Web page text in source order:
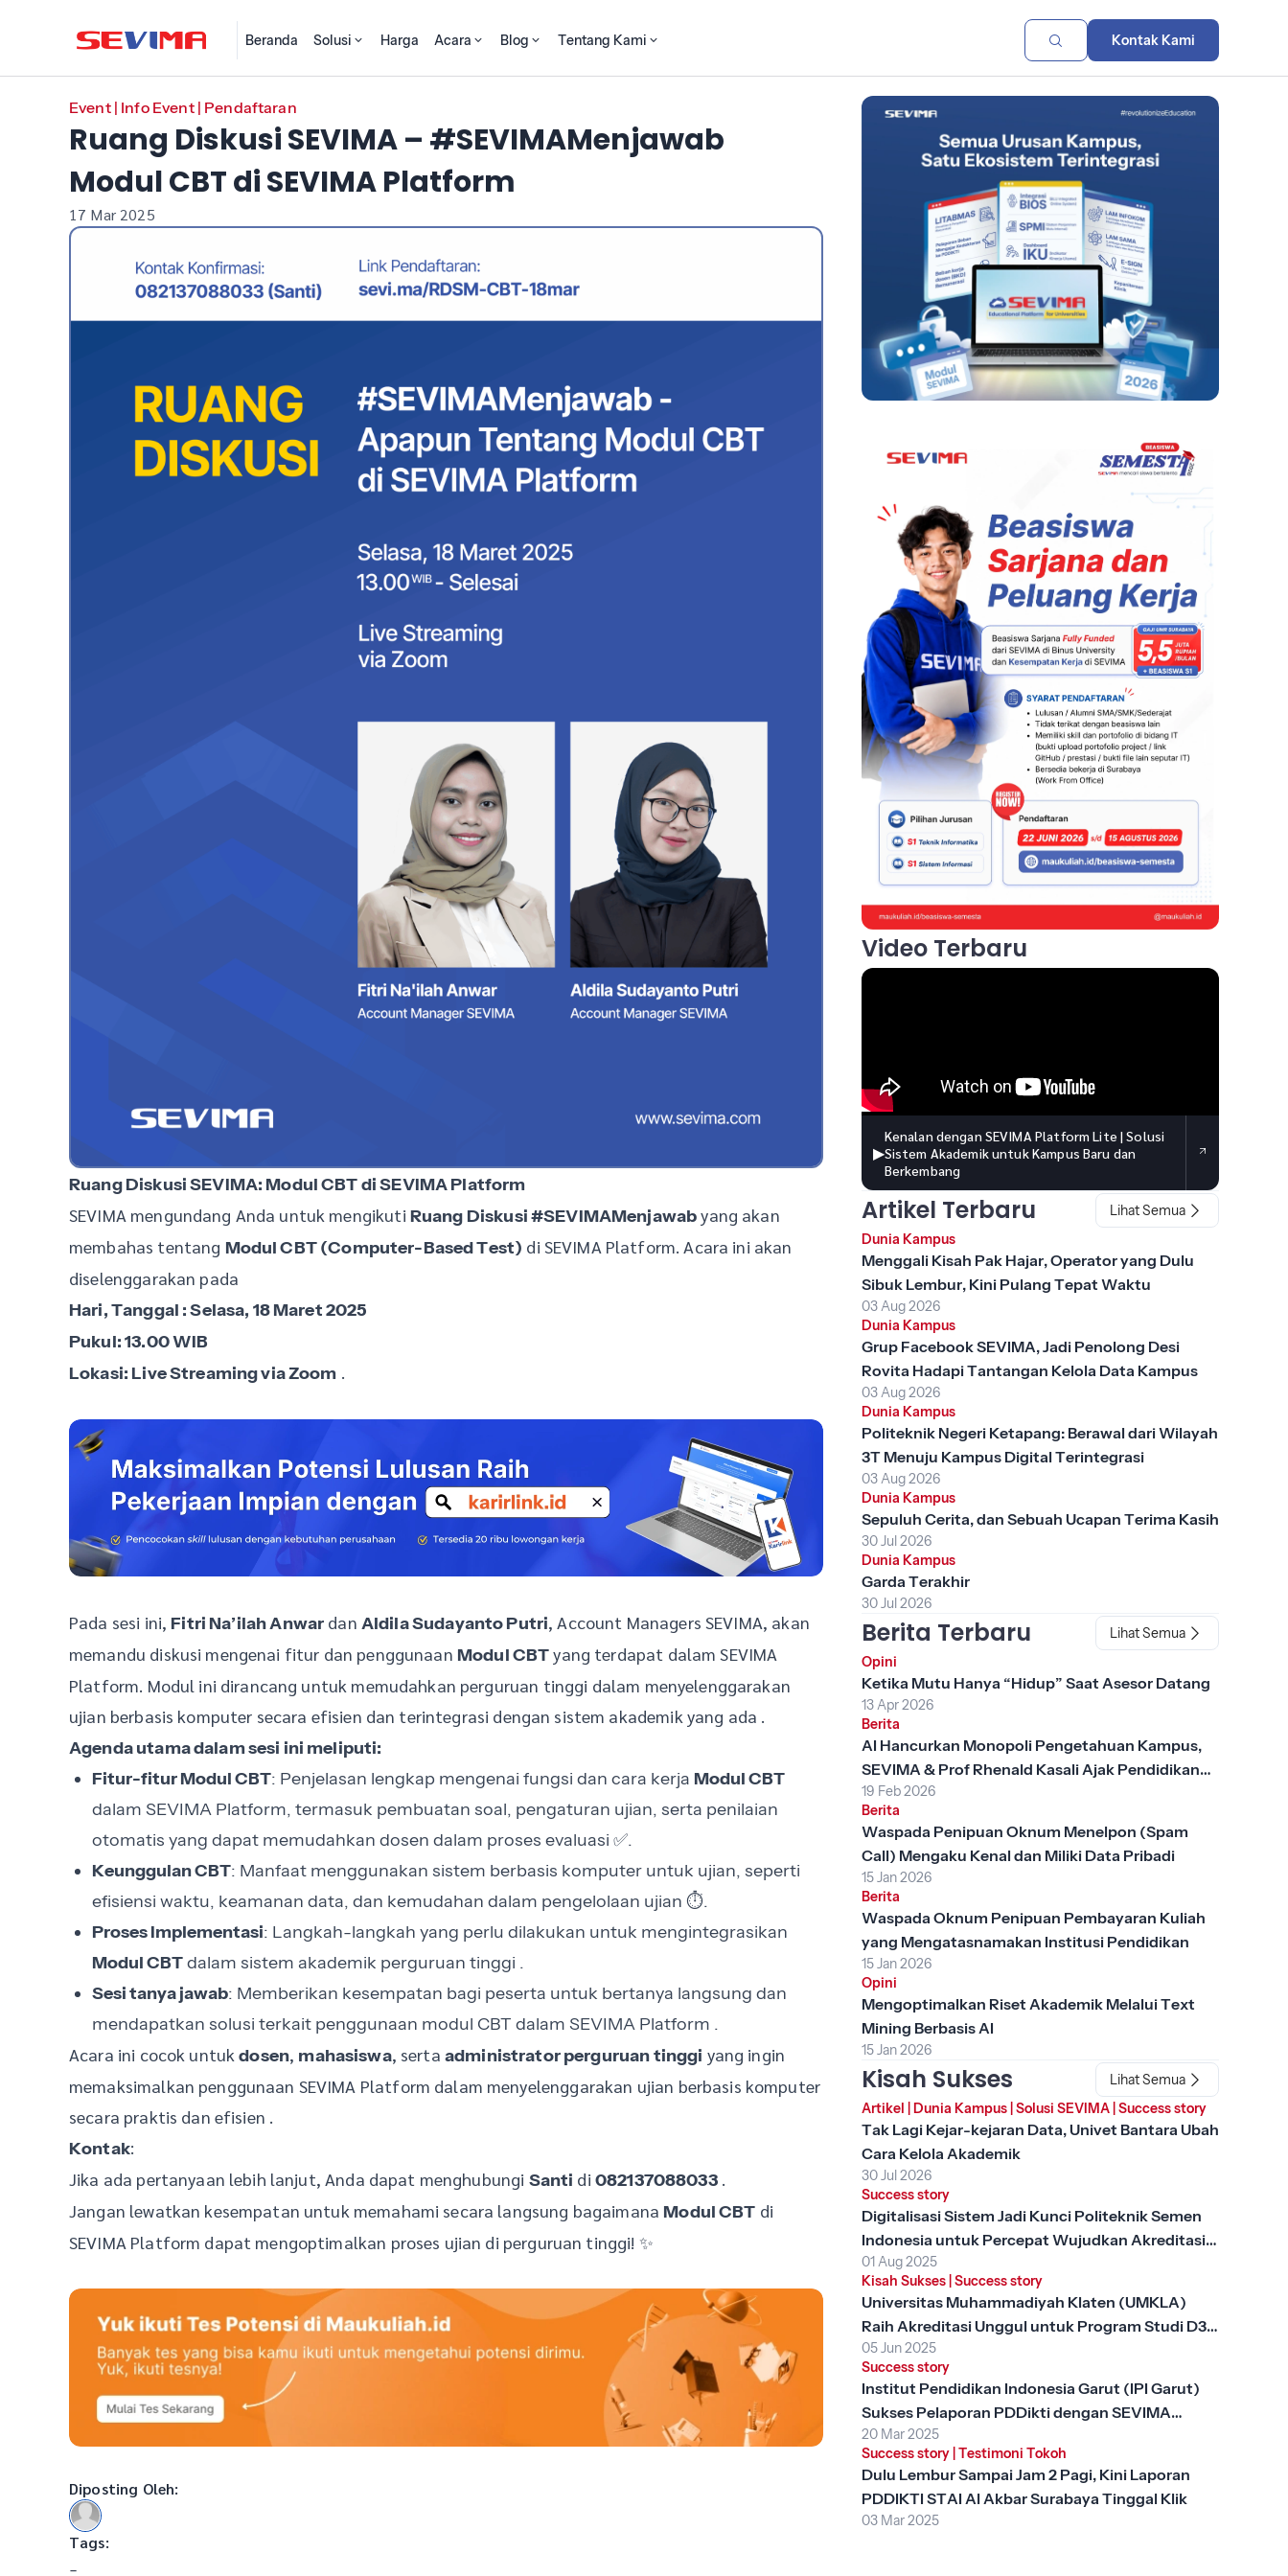
Beranda Solusi Harga Acara Blog Tentang Kami Kontak Kami
Event| Info Event| Pendaftaran
Ruang Diskusi SEVIMA – #SEVIMAMenjawab
Modul CBT di SEVIMA Platform
17 Mar 2025
Ruang Diskusi SEVIMA: Modul CBT di SEVIMA Platform
SEVIMA mengundang Anda untuk mengikuti Ruang Diskusi #SEVIMAMenjawabyang akan
membahas tentang Modul CBT (Computer-Based Test) di SEVIMA Platform. Acara ini akan
diselenggarakan pada
Hari, Tanggal : Selasa, 18 Maret 2025
Pukul: 13.00 WIB
Lokasi: Live Streaming via Zoom
Pada sesi ini, Fitri Na’ilah Anwar dan Aldila Sudayanto Putri, Account Managers SEVIMA, akan
memandu diskusi mengenai fitur dan penggunaan Modul CBTyang terdapat dalam SEVIMA
Platform. Modul ini dirancang untuk memudahkan perguruan tinggi dalam menyelenggarakan
ujian berbasis komputer secara efisien dan terintegrasi dengan sistem akademik yang ada .
Agenda utama dalam sesi ini meliputi:
Fitur-fitur Modul CBT: Penjelasan lengkap mengenai fungsi dan cara kerja Modul CBT
dalam SEVIMA Platform, termasuk pembuatan soal, pengaturan ujian, serta penilaian
otomatis yang dapat memudahkan dosen dalam proses evaluasi ✅.
Keunggulan CBT: Manfaat menggunakan sistem berbasis komputer untuk ujian, seperti
efisiensi waktu, keamanan data, dan kemudahan dalam pengelolaan ujian ⏱️.
Proses Implementasi: Langkah-langkah yang perlu dilakukan untuk mengintegrasikan
Modul CBTdalam sistem akademik perguruan tinggi ️.
Sesi tanya jawab: Memberikan kesempatan bagi peserta untuk bertanya langsung dan
mendapatkan solusi terkait penggunaan modul CBT dalam SEVIMA Platform .
Acara ini cocok untukdosen, mahasiswa, serta administrator perguruan tinggi yang ingin
memaksimalkan penggunaan SEVIMA Platform dalam menyelenggarakan ujian berbasis komputer
secara praktis dan efisien .
Kontak:
Jika ada pertanyaan lebih lanjut, Anda dapat menghubungi Santi di 082137088033.
Jangan lewatkan kesempatan untuk memahami secara langsung bagaimana Modul CBT di
SEVIMA Platform dapat mengoptimalkan proses ujian di perguruan tinggi! ✨
Diposting Oleh:
Tags:
-
Video Terbaru
▶
Kenalan dengan SEVIMA Platform Lite | Solusi
Sistem Akademik untuk Kampus Baru dan
Berkembang
Artikel Terbaru
Lihat Semua
Dunia Kampus
Menggali Kisah Pak Hajar, Operator yang Dulu
Sibuk Lembur, Kini Pulang Tepat Waktu
03 Aug 2026
Dunia Kampus
Grup Facebook SEVIMA, Jadi Penolong Desi
Rovita Hadapi Tantangan Kelola Data Kampus
03 Aug 2026
Dunia Kampus
Politeknik Negeri Ketapang: Berawal dari Wilayah
3T Menuju Kampus Digital Terintegrasi
03 Aug 2026
Dunia Kampus
Sepuluh Cerita, dan Sebuah Ucapan Terima Kasih
30 Jul 2026
Dunia Kampus
Garda Terakhir
30 Jul 2026
Berita Terbaru
Lihat Semua
Opini
Ketika Mutu Hanya “Hidup” Saat Asesor Datang
13 Apr 2026
Berita
AI Hancurkan Monopoli Pengetahuan Kampus,
SEVIMA & Prof Rhenald Kasali Ajak Pendidikan
Tinggi Berubah
19 Feb 2026
Berita
Waspada Penipuan Oknum Menelpon (Spam
Call) Mengaku Kenal dan Miliki Data Pribadi
15 Jan 2026
Berita
Waspada Oknum Penipuan Pembayaran Kuliah
yang Mengatasnamakan Institusi Pendidikan
15 Jan 2026
Opini
Mengoptimalkan Riset Akademik Melalui Text
Mining Berbasis AI
15 Jan 2026
Kisah Sukses
Lihat Semua
Artikel Dunia Kampus| Solusi SEVIMA| Success story
Tak Lagi Kejar-kejaran Data, Univet Bantara Ubah
Cara Kelola Akademik
30 Jul 2026
Success story
Digitalisasi Sistem Jadi Kunci Politeknik Semen
Indonesia untuk Percepat Wujudkan Akreditasi
Unggul
01 Aug 2025
Kisah Sukses| Success story
Universitas Muhammadiyah Klaten (UMKLA)
Raih Akreditasi Unggul untuk Program Studi D3
Keperawatan dengan SEVIMA Platform
05 Jun 2025
Success story
Institut Pendidikan Indonesia Garut (IPI Garut)
Sukses Pelaporan PDDikti dengan SEVIMA
Platform
20 Mar 2025
Success story| Testimoni Tokoh
Dulu Lembur Sampai Jam 2 Pagi, Kini Laporan
PDDIKTI STAI Al Akbar Surabaya Tinggal Klik
03 Mar 2025